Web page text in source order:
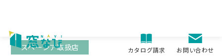
content
カタログ請求 お問い合わせ
スペーシア取扱店